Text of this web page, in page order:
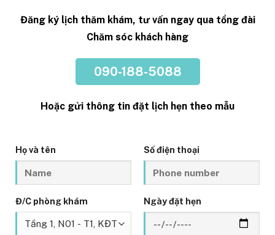
Đăng ký lịch thăm khám, tư vấn ngay qua tổng đài
Chăm sóc khách hàng
090-188-5088
Hoặc gửi thông tin đặt lịch hẹn theo mẫu
Họ và tên Số điện thoại
Đ/C phòng khám Ngày đặt hẹn